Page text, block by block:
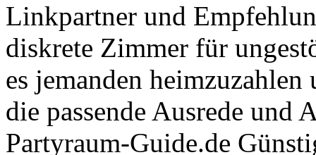
Linkpartner und
diskrete Zimmer für
es jemanden
die passende Ausrede und
Partyraum-Guide.de